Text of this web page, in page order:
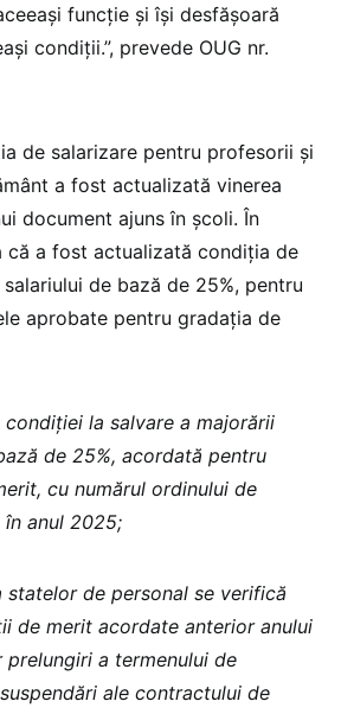
funcție și își desfășoară
condiții.”, prevede OUG nr.
de salarizare pentru profesorii și
a fost actualizată vinerea
document ajuns în școli. În
că a fost actualizată condiția de
de bază de 25%, pentru
aprobate pentru gradația de
la salvare a majorării
de 25%, acordată pentru
cu numărul ordinului de
anul 2025;
statelor de personal se verifică
de merit acordate anterior anului
prelungiri a termenului de
ale contractului de